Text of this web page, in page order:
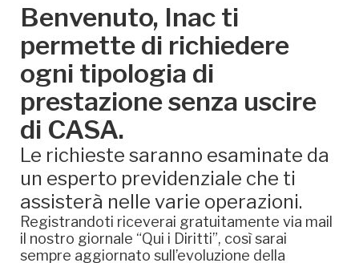
Benvenuto, Inac ti
permette di richiedere
ogni tipologia di
prestazione senza uscire
di CASA.
Le richieste saranno esaminate da
un esperto previdenziale che ti
assisterà nelle varie operazioni.
Registrandoti riceverai gratuitamente via mail
il nostro giornale “Qui i Diritti”, così sarai
sempre aggiornato sull’evoluzione della